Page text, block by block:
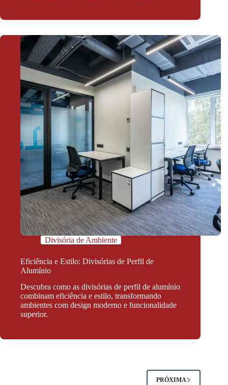
Divisória de Ambiente
Eficiência e Estilo: Divisórias de Perfil de
Alumínio
Descubra como as divisórias de perfil de alumínio
combinam eficiência e estilo, transformando
ambientes com design moderno e funcionalidade
superior.
PRÓXIMA